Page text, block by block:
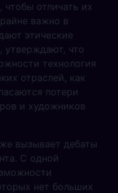
чтобы отличать их
важно в
этические
утверждают, что
технология
отраслей, как
потери
и художников
вызывает дебаты
С одной
нет больших